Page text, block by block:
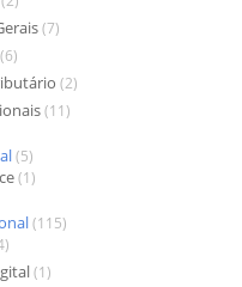
(7)
(2)
(11)
(5)
(1)
(115)
(1)